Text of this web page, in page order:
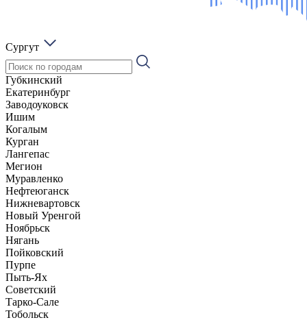
Сургут
Губкинский
Екатеринбург
Заводоуковск
Ишим
Когалым
Курган
Лангепас
Мегион
Муравленко
Нефтеюганск
Нижневартовск
Новый Уренгой
Ноябрьск
Нягань
Пойковский
Пурпе
Пыть-Ях
Советский
Тарко-Сале
Тобольск